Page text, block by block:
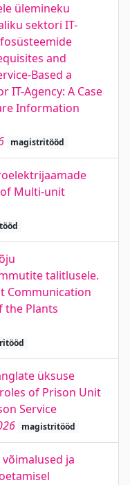
ülemineku
sektori IT-
and
Based a
IT-Agency: A Case
Information
magistritööd
Multi-unit
talitlusele.
Communication
the Plants
üksuse
of Prison Unit
Service
magistritööd
ja